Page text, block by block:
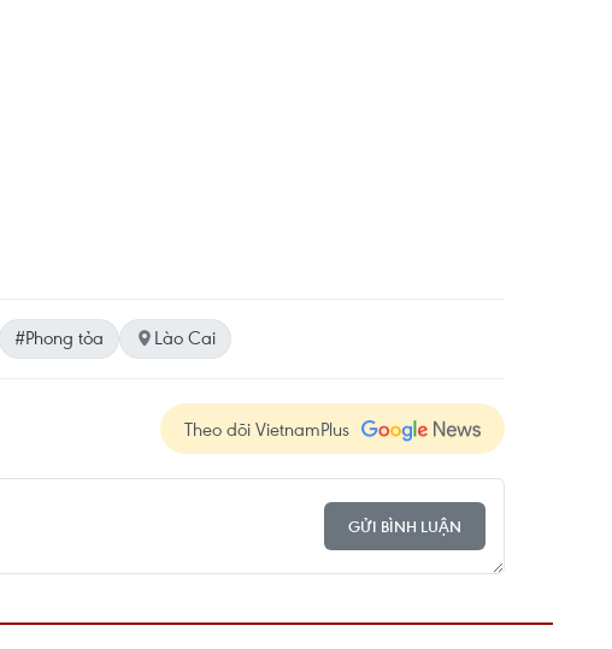
#Phong tỏa Lào Cai
Theo dõi VietnamPlus
GỬI BÌNH LUẬN